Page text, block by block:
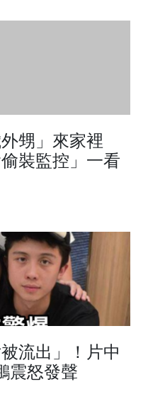
甥」來家裡
裝監控」一看
流出」！片中
震怒發聲